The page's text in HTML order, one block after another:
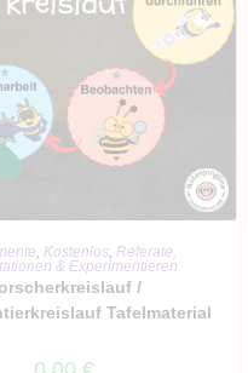
WARENKORB
, Kostenlos, Referate,
& Experimentieren
/
Tafelmaterial